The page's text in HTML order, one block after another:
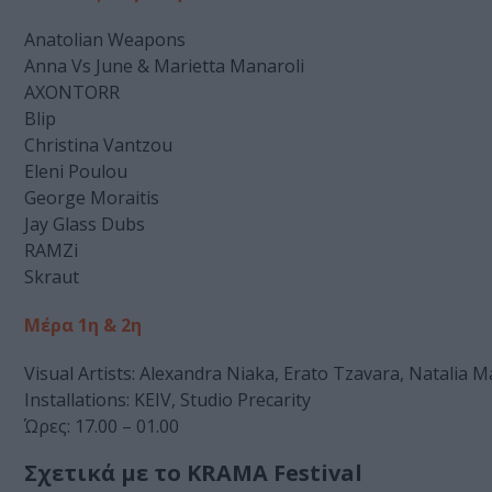
Anatolian Weapons
Anna Vs June & Marietta Manaroli
AXONTORR
Blip
Christina Vantzou
Eleni Poulou
George Moraitis
Jay Glass Dubs
RAMZi
Skraut
Μέρα 1η & 2η
Visual Artists: Alexandra Niaka, Erato Tzavara, Natalia
Installations: KEIV, Studio Precarity
Ώρες: 17.00 – 01.00
Σχετικά με το KRAMA Festival